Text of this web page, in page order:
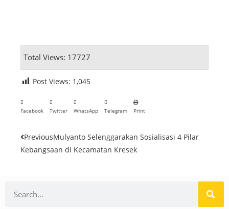
Total Views: 17727
Post Views: 1,045
Facebook Twitter WhatsApp Telegram Print
PreviousMulyanto Selenggarakan Sosialisasi 4 Pilar
Kebangsaan di Kecamatan Kresek